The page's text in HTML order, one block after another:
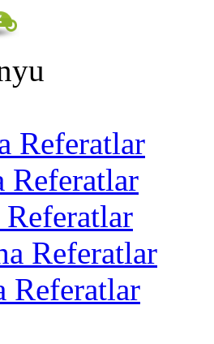
Referatlar
Referatlar
Referatlar
Referatlar